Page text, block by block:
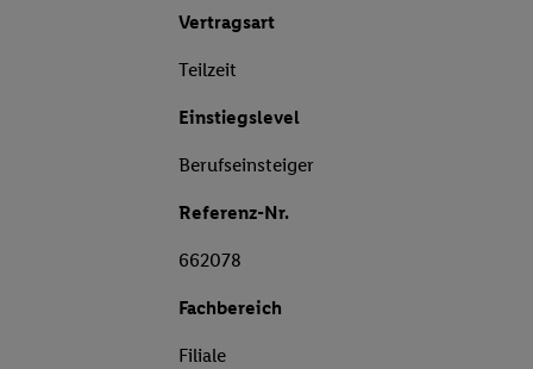
Vertragsart
Teilzeit
Einstiegslevel
Berufseinsteiger
Referenz-Nr.
662078
Fachbereich
Filiale